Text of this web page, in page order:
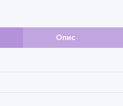
Опис